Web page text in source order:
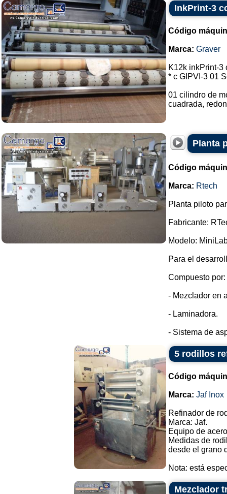
InkPrint-3
Código
Marca: Graver
K12k inkPrint-3
* c GIPVI-3 01
01 cilindro de
cuadrada,
Planta
Código
Marca: Rtech
Planta piloto
Fabricante:
Modelo:
Para el
Compuesto por:
- Mezclador en
- Laminadora.
- Sistema de
5 rodillos
Código
Marca: Jaf Inox
Refinador de
Marca: Jaf.
Equipo de
Medidas de
desde el grano
Nota: está
Mezclador